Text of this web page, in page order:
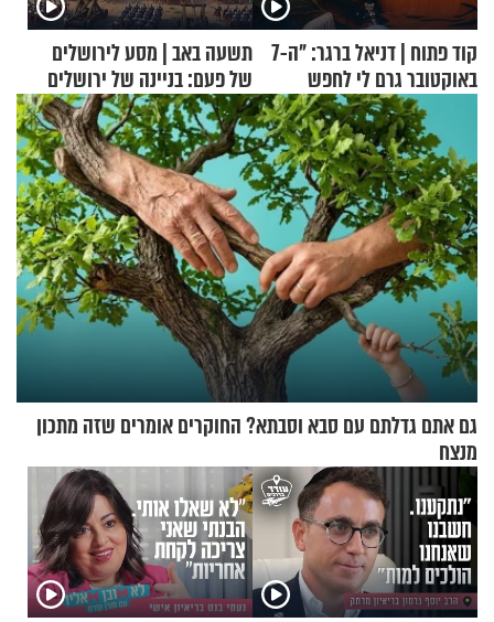
קוד פתוח | דניאל ברגר: "ה-7
באוקטובר גרם לי לחפש
תשובות"
תשעה באב | מסע לירושלים
של פעם: בניינה של ירושלים
גם אתם גדלתם עם סבא וסבתא? החוקרים אומרים שזה מתכון
מנצח